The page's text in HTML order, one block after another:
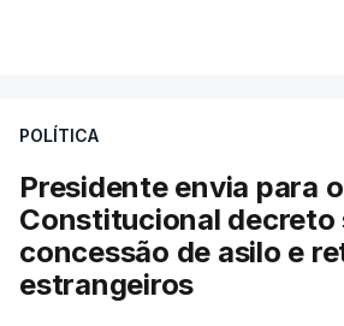
sistema mais simples, mais justo
"Sempre que seja possível
eliminar sobreposições e garantir
chegam a quem mais necessita,
um passo na direção certa",
POLÍTICA
Presidente envia para
Constitucional decreto
concessão de asilo e
estrangeiros